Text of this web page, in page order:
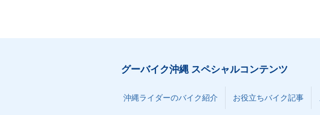
グーバイク沖縄 スペシャルコンテンツ
沖縄ライダーのバイク紹介 お役立ちバイク記事